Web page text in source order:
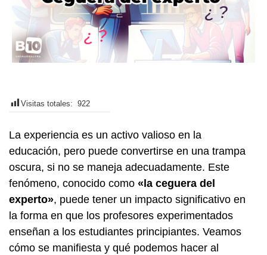
Visitas totales: 922
La experiencia es un activo valioso en la
educación, pero puede convertirse en una trampa
oscura, si no se maneja adecuadamente. Este
fenómeno, conocido como «la ceguera del
experto», puede tener un impacto significativo en
la forma en que los profesores experimentados
enseñan a los estudiantes principiantes. Veamos
cómo se manifiesta y qué podemos hacer al